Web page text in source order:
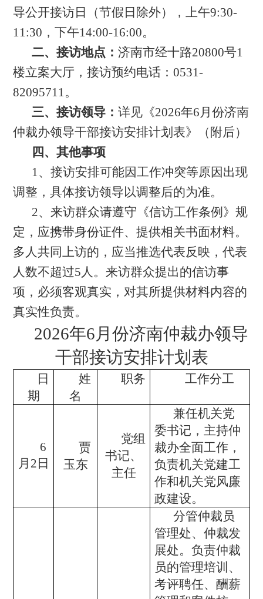
导公开接访日（节假日除外），上午9:30-
11:30，下午14:00-16:00。
二、接访地点： 济南市经十路20800号1
楼立案大厅，接访预约电话：0531-
82095711。
三、接访领导： 详见《2026年6月份济南
仲裁办领导干部接访安排计划表》（附后）
四、其他事项
1、接访安排可能因工作冲突等原因出现
调整，具体接访领导以调整后的为准。
2、来访群众请遵守《信访工作条例》规
定，应携带身份证件、提供相关书面材料。
多人共同上访的，应当推选代表反映，代表
人数不超过5人。来访群众提出的信访事
项，必须客观真实，对其所提供材料内容的
真实性负责。
2026年6月份济南仲裁办领导
干部接访安排计划表
日
期
姓
名
职务 工作分工
6
月2日
贾
玉东
党组
书记、
主任
兼任机关党
委书记，主持仲
裁办全面工作，
负责机关党建工
作和机关党风廉
政建设。
分管仲裁员
管理处、仲裁发
展处。负责仲裁
员的管理培训、
考评聘任、酬薪